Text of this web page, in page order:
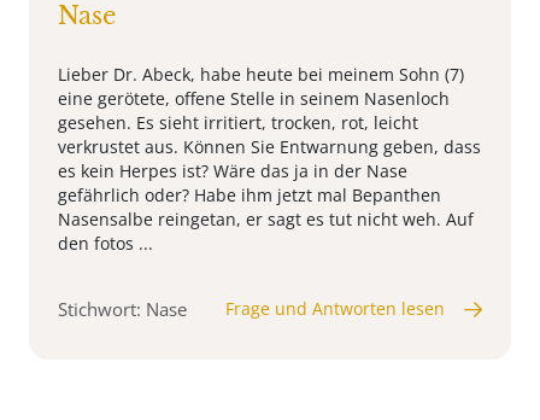
Nase
Lieber Dr. Abeck, habe heute bei meinem Sohn (7)
eine gerötete, offene Stelle in seinem Nasenloch
gesehen. Es sieht irritiert, trocken, rot, leicht
verkrustet aus. Können Sie Entwarnung geben, dass
es kein Herpes ist? Wäre das ja in der Nase
gefährlich oder? Habe ihm jetzt mal Bepanthen
Nasensalbe reingetan, er sagt es tut nicht weh. Auf
den fotos ...
Stichwort: Nase Frage und Antworten lesen